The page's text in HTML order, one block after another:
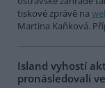
tiskové zprávě na
Martina Kaňková.
Island vyhostí
pronásledovali